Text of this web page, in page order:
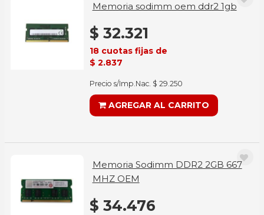
Memoria sodimm oem ddr2 1gb
$ 32.321
18 cuotas fijas de
$ 2.837
Precio s/Imp.Nac. $ 29.250
AGREGAR AL CARRITO
Memoria Sodimm DDR2 2GB 667
MHZ OEM
$ 34.476